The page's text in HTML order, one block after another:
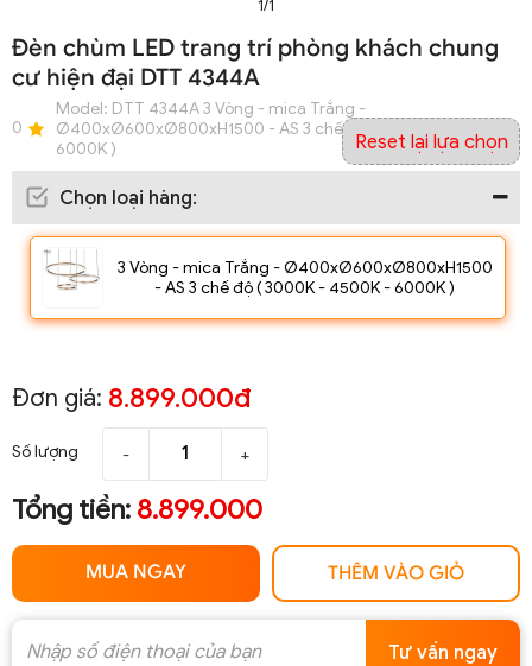
1/1
Đèn chùm LED trang trí phòng khách chung
cư hiện đại DTT 4344A
0
Model: DTT 4344A 3 Vòng - mica Trắng -
Ø400xØ600xØ800xH1500 - AS 3 chế độ ( 3000K - 4500K -
6000K )
Chọn loại hàng:
3 Vòng - mica Trắng - Ø400xØ600xØ800xH1500
- AS 3 chế độ ( 3000K - 4500K - 6000K )
Reset lại lựa chọn
Đơn giá: 8.899.000đ
Số lượng - +
Tổng tiền: 8.899.000
MUA NGAY THÊM VÀO GIỎ
Tư vấn ngay